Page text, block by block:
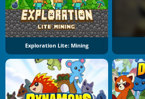
Exploration Lite: Mining